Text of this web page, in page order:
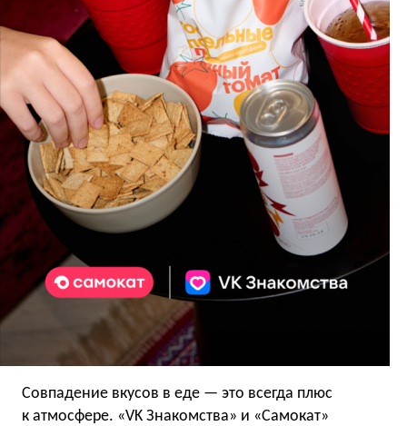
Совпадение вкусов в еде — это всегда плюс
к атмосфере. «VK Знакомства» и «Самокат»